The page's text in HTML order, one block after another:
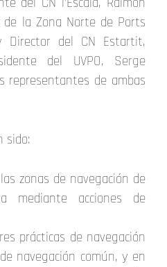
de la Zona Norte de Ports
Director del CN Estartit,
del UVPO, Serge
representantes de ambas
sido:
zonas de navegación de
mediante acciones de
prácticas de navegación
navegación común, y en